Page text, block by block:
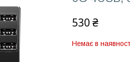
530 ₴
Немає в